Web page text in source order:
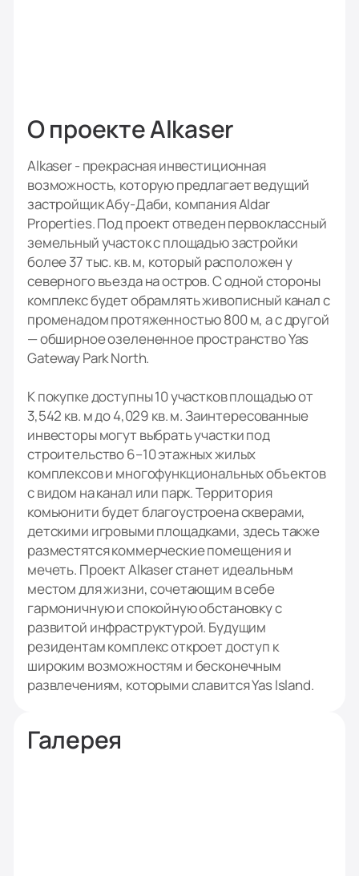
О проекте Alkaser
Alkaser - прекрасная инвестиционная
возможность, которую предлагает ведущий
застройщик Абу-Даби, компания Aldar
Properties. Под проект отведен первоклассный
земельный участок с площадью застройки
более 37 тыс. кв. м, который расположен у
северного въезда на остров. С одной стороны
комплекс будет обрамлять живописный канал с
променадом протяженностью 800 м, а с другой
— обширное озелененное пространство Yas
Gateway Park North.
К покупке доступны 10 участков площадью от
3,542 кв. м до 4,029 кв. м. Заинтересованные
инвесторы могут выбрать участки под
строительство 6–10 этажных жилых
комплексов и многофункциональных объектов
с видом на канал или парк. Территория
комьюнити будет благоустроена скверами,
детскими игровыми площадками, здесь также
разместятся коммерческие помещения и
мечеть. Проект Alkaser станет идеальным
местом для жизни, сочетающим в себе
гармоничную и спокойную обстановку с
развитой инфраструктурой. Будущим
резидентам комплекс откроет доступ к
широким возможностям и бесконечным
развлечениям, которыми славится Yas Island.
Галерея